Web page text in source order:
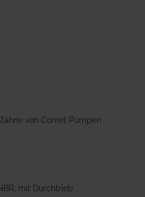
von Comet Pumpen
mit Durchtrieb